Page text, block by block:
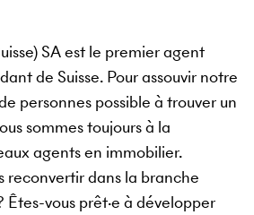
SA est le premier agent
de Suisse. Pour assouvir notre
personnes possible à trouver un
sommes toujours à la
agents en immobilier.
reconvertir dans la branche
vous prêt·e à développer